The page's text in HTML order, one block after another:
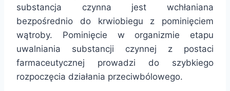
substancja czynna jest wchłaniana
bezpośrednio do krwiobiegu z pominięciem
wątroby. Pominięcie w organizmie etapu
uwalniania substancji czynnej z postaci
farmaceutycznej prowadzi do szybkiego
rozpoczęcia działania przeciwbólowego.